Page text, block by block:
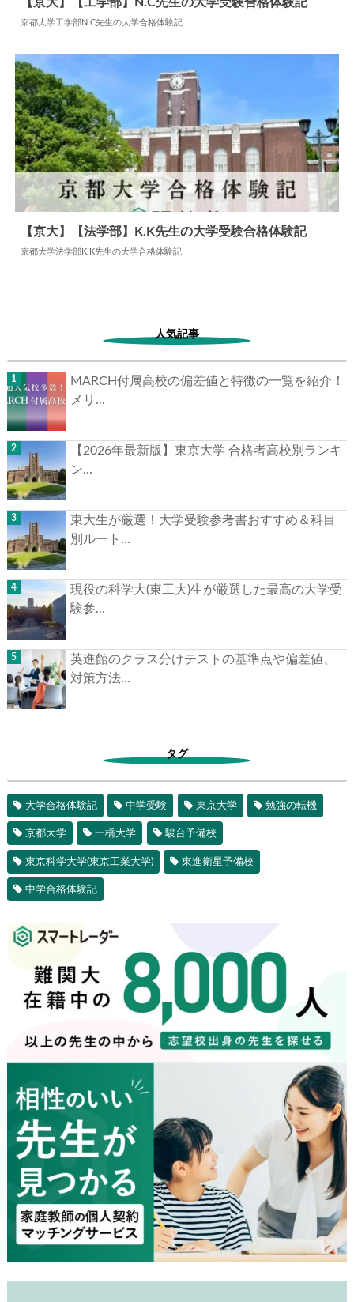
【京大】【工学部】N.C先生の大学受験合格体験記
京都大学工学部N.C先生の大学合格体験記
【京大】【法学部】K.K先生の大学受験合格体験記
京都大学法学部K.K先生の大学合格体験記
人気記事
MARCH付属高校の偏差値と特徴の一覧を紹介！
メリ...
【2026年最新版】東京大学 合格者高校別ランキ
ン...
東大生が厳選！大学受験参考書おすすめ＆科目
別ルート...
現役の科学大(東工大)生が厳選した最高の大学受
験参...
英進館のクラス分けテストの基準点や偏差値、
対策方法...
タグ
大学合格体験記 中学受験 東京大学 勉強の転機
京都大学 一橋大学 駿台予備校
東京科学大学(東京工業大学) 東進衛星予備校
中学合格体験記